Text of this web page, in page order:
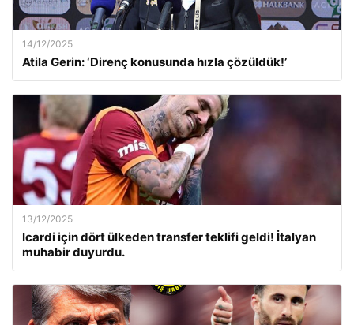
14/12/2025
Atila Gerin: ‘Direnç konusunda hızla çözüldük!’
13/12/2025
Icardi için dört ülkeden transfer teklifi geldi! İtalyan
muhabir duyurdu.